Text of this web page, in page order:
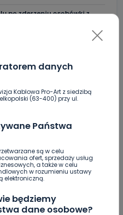
danych
Kablowa Pro-Art z siedzibą
(63-400) przy ul.
Państwa
są w celu
ofert, sprzedaży usług
a także w celu
w rozumieniu ustawy
elektroniczną.
będziemy
dane osobowe?
po zderzeniu osobówki z
Przychodzą maile z
Skarbowego
do włosów puszących się i
(prawie) do normy. Jest
Za połamane tablice
wrócić do gry?
powinien powstać?
Urząd miejski będzie